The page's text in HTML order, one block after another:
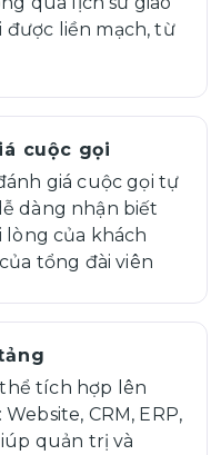
liền mạch, từ
cuộc gọi
giá cuộc gọi tự
dàng nhận biết
lòng của khách
tổng đài viên
thể tích hợp lên
CRM, ERP,
quản trị và